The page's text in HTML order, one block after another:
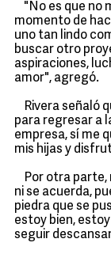
"No es que no
momento de
uno tan lindo
buscar otro
aspiraciones,
amor", agregó.
Rivera señaló
para regresar a
empresa, sí me
mis hijas y
Por otra parte,
ni se acuerda,
piedra que se
estoy bien,
seguir